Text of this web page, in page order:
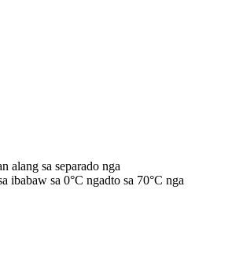
alang sa separado nga
ibabaw sa 0°C ngadto sa 70°C nga